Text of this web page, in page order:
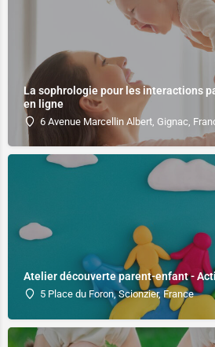
La sophrologie pour les interactions
en ligne
6 Avenue Marcellin Albert, Gignac,
Atelier découverte parent-enfant -
5 Place du Foron, Scionzier, France